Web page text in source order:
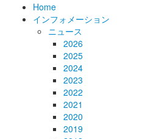
Home
インフォメーション
ニュース
2026
2025
2024
2023
2022
2021
2020
2019